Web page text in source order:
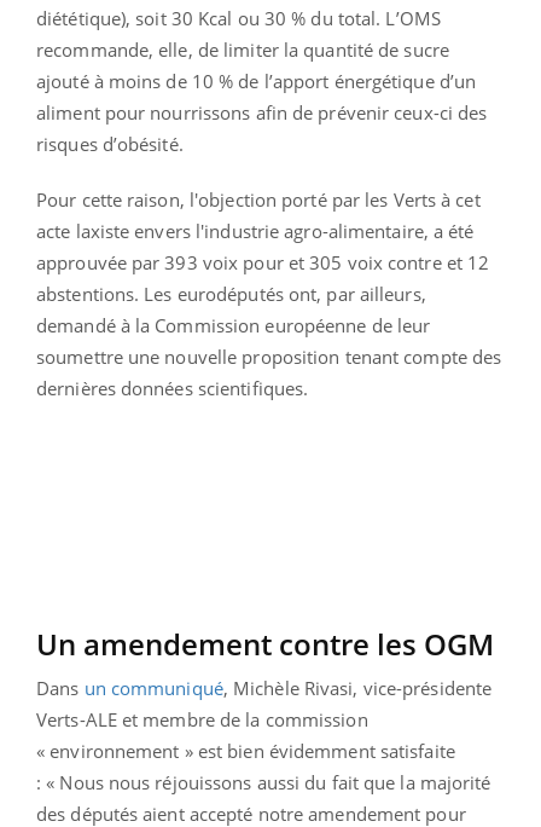
diététique), soit 30 Kcal ou 30 % du total. L’OMS
recommande, elle, de limiter la quantité de sucre
ajouté à moins de 10 % de l’apport énergétique d’un
aliment pour nourrissons afin de prévenir ceux-ci des
risques d’obésité.
Pour cette raison, l'objection porté par les Verts à cet
acte laxiste envers l'industrie agro-alimentaire, a été
approuvée par 393 voix pour et 305 voix contre et 12
abstentions. Les eurodéputés ont, par ailleurs,
demandé à la Commission européenne de leur
soumettre une nouvelle proposition tenant compte des
dernières données scientifiques.
Un amendement contre les OGM
Dans un communiqué, Michèle Rivasi, vice-présidente
Verts-ALE et membre de la commission
« environnement » est bien évidemment satisfaite
: « Nous nous réjouissons aussi du fait que la majorité
des députés aient accepté notre amendement pour